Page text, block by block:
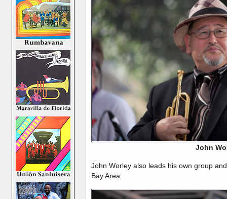
John
John Worley also leads his own group
Bay Area.